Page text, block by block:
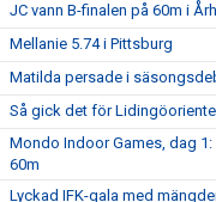
JC vann B-finalen på 60m i
Mellanie 5.74 i Pittsburg
Matilda persade i
Så gick det för
Mondo Indoor Games, dag
60m
Lyckad IFK-gala med